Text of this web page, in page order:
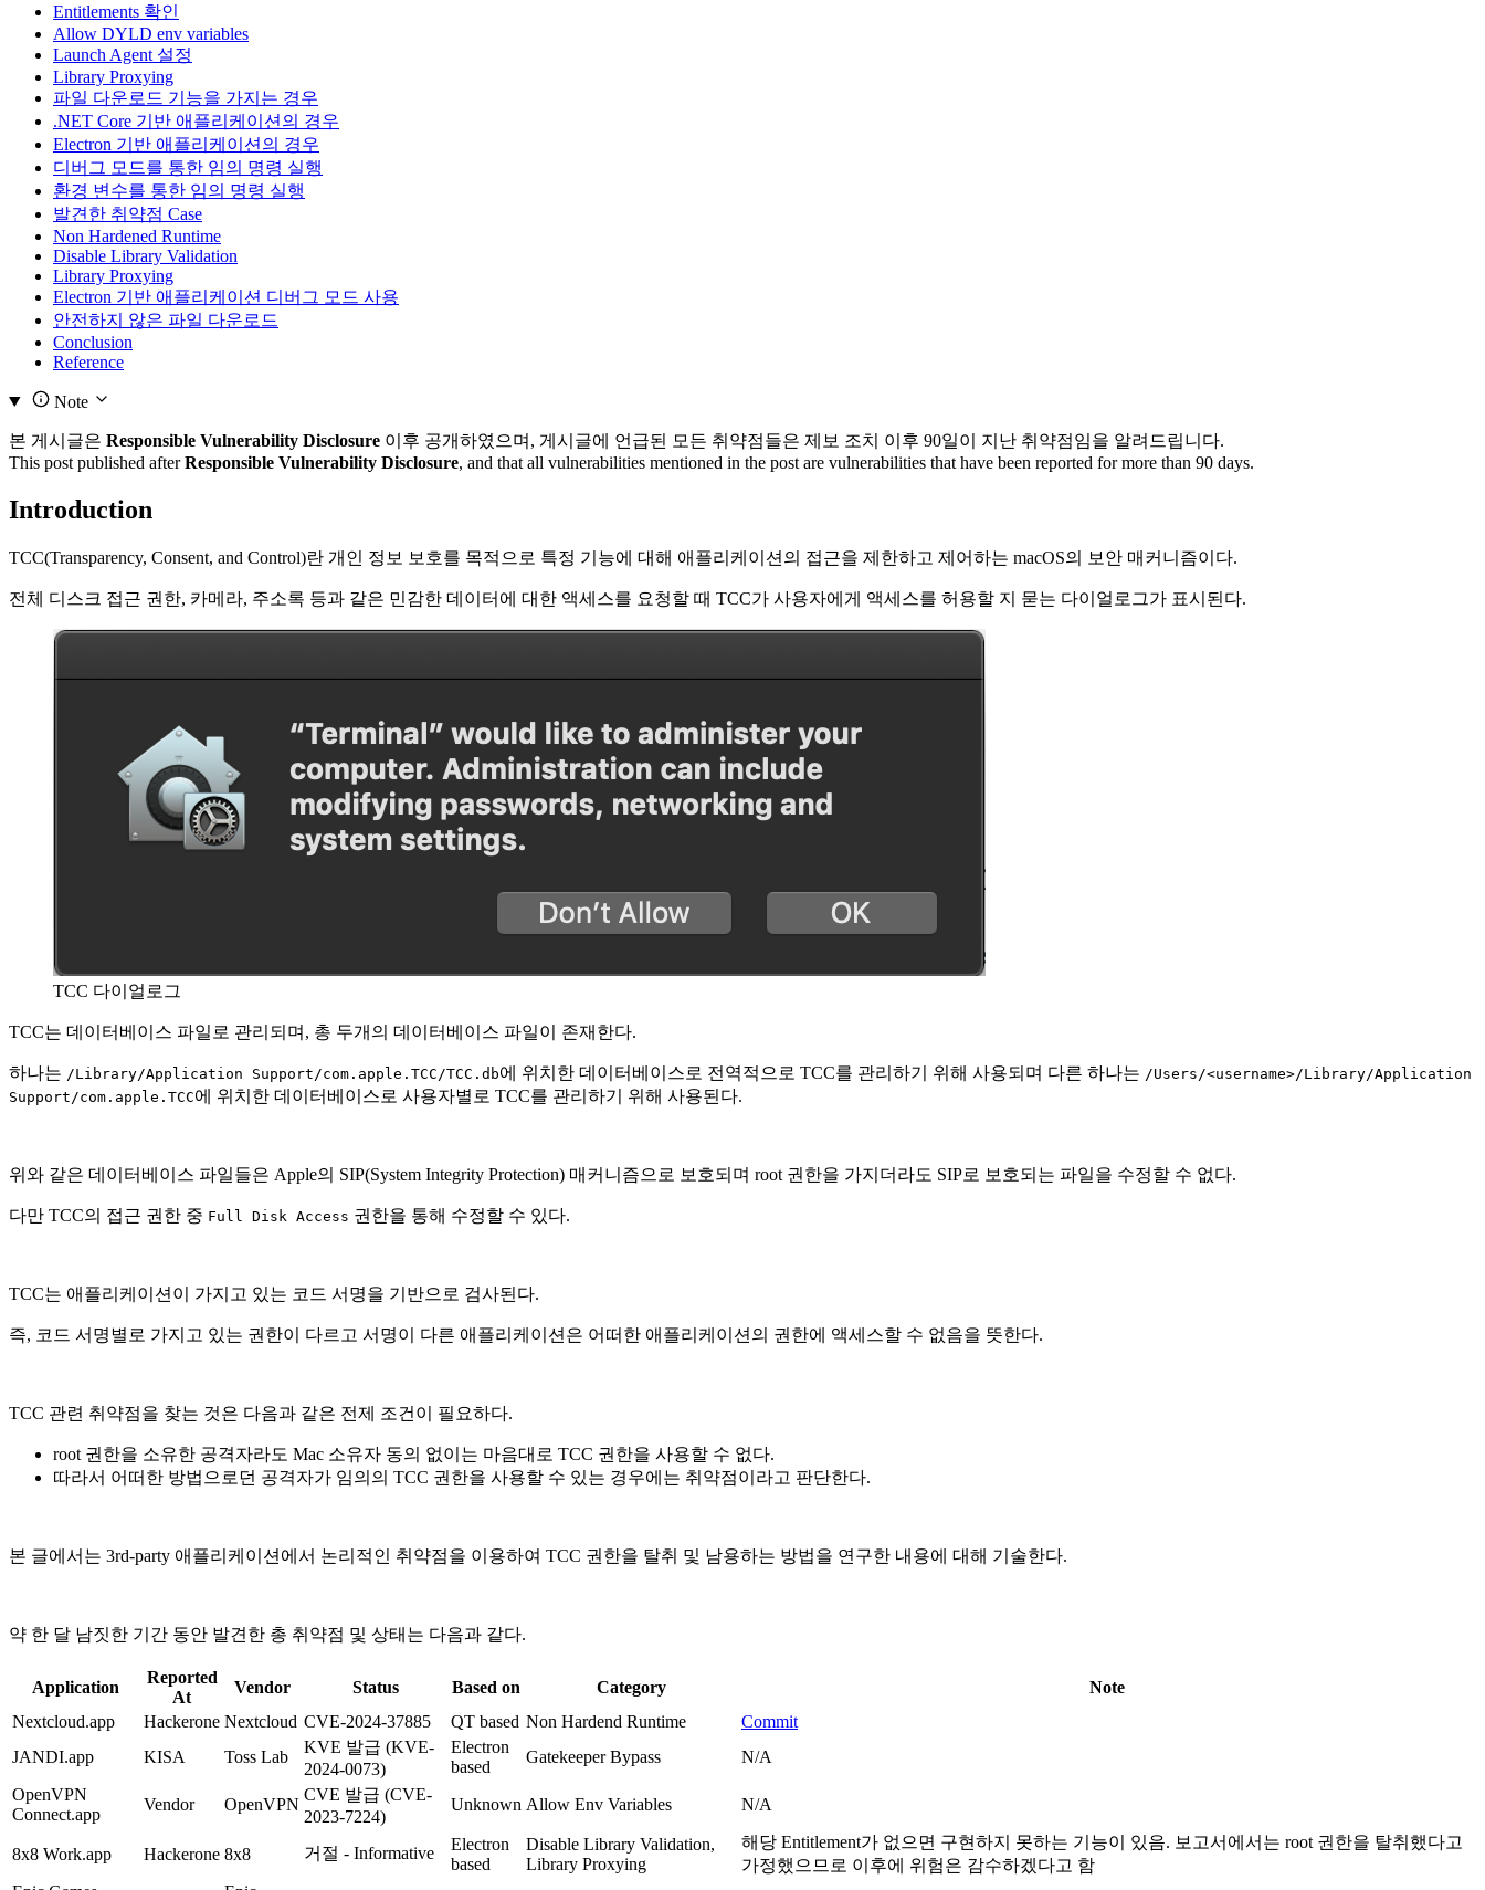
Entitlements 확인
Allow DYLD env variables
Launch Agent 설정
Library Proxying
파일 다운로드 기능을 가지는 경우
.NET Core 기반 애플리케이션의 경우
Electron 기반 애플리케이션의 경우
디버그 모드를 통한 임의 명령 실행
환경 변수를 통한 임의 명령 실행
발견한 취약점 Case
Non Hardened Runtime
Disable Library Validation
Library Proxying
Electron 기반 애플리케이션 디버그 모드 사용
안전하지 않은 파일 다운로드
Conclusion
Reference
Note
본 게시글은 Responsible Vulnerability Disclosure 이후 공개하였으며, 게시글에 언급된 모든 취약점들은 제보 조치 이후 90일이 지난 취약점임을 알려드립니다.
This post published afterResponsible Vulnerability Disclosure, and that all vulnerabilities mentioned in the post are vulnerabilities that have been reported for more than 90 days.
Introduction
TCC(Transparency, Consent, and Control)란 개인 정보 보호를 목적으로 특정 기능에 대해 애플리케이션의 접근을 제한하고 제어하는 macOS의 보안 매커니즘이다.
전체 디스크 접근 권한, 카메라, 주소록 등과 같은 민감한 데이터에 대한 액세스를 요청할 때 TCC가 사용자에게 액세스를 허용할 지 묻는 다이얼로그가 표시된다.
TCC 다이얼로그
TCC는 데이터베이스 파일로 관리되며, 총 두개의 데이터베이스 파일이 존재한다.
하나는 /Library/Application Support/com.apple.TCC/TCC.db에 위치한 데이터베이스로 전역적으로 TCC를 관리하기 위해 사용되며 다른 하나는 /Users/<username>/Library/Application
Support/com.apple.TCC에 위치한 데이터베이스로 사용자별로 TCC를 관리하기 위해 사용된다.
위와 같은 데이터베이스 파일들은 Apple의 SIP(System Integrity Protection) 매커니즘으로 보호되며 root 권한을 가지더라도 SIP로 보호되는 파일을 수정할 수 없다.
다만 TCC의 접근 권한 중 Full Disk Access 권한을 통해 수정할 수 있다.
TCC는 애플리케이션이 가지고 있는 코드 서명을 기반으로 검사된다.
즉, 코드 서명별로 가지고 있는 권한이 다르고 서명이 다른 애플리케이션은 어떠한 애플리케이션의 권한에 액세스할 수 없음을 뜻한다.
TCC 관련 취약점을 찾는 것은 다음과 같은 전제 조건이 필요하다.
root 권한을 소유한 공격자라도 Mac 소유자 동의 없이는 마음대로 TCC 권한을 사용할 수 없다.
따라서 어떠한 방법으로던 공격자가 임의의 TCC 권한을 사용할 수 있는 경우에는 취약점이라고 판단한다.
본 글에서는 3rd-party 애플리케이션에서 논리적인 취약점을 이용하여 TCC 권한을 탈취 및 남용하는 방법을 연구한 내용에 대해 기술한다.
약 한 달 남짓한 기간 동안 발견한 총 취약점 및 상태는 다음과 같다.
Application
Reported
At
Vendor Status Based on Category
Note
Nextcloud.app
Hackerone Nextcloud CVE-2024-37885 QT based Non Hardend Runtime
Commit
JANDI.app
KISA Toss Lab
KVE 발급 (KVE-
2024-0073)
Electron
based
Gatekeeper Bypass
N/A
OpenVPN
Connect.app
Vendor OpenVPN
CVE 발급 (CVE-
2023-7224)
Unknown Allow Env Variables N/A
8x8 Work.app Hackerone 8x8 거절 - Informative
Electron
based
Disable Library Validation,
Library Proxying
해당 Entitlement가 없으면 구현하지 못하는 기능이 있음. 보고서에서는 root 권한을 탈취했다고
가정했으므로 이후에 위험은 감수하겠다고 함